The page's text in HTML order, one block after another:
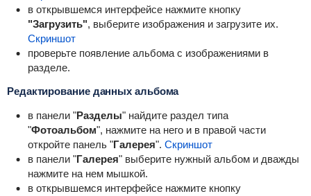
в открывшемся интерфейсе нажмите кнопку
"Загрузить", выберите изображения и загрузите их.
Скриншот
проверьте появление альбома с изображениями в
разделе.
Редактирование данных альбома
в панели "Разделы" найдите раздел типа
"Фотоальбом", нажмите на него и в правой части
откройте панель "Галерея". Скриншот
в панели "Галерея" выберите нужный альбом и дважды
нажмите на нем мышкой.
в открывшемся интерфейсе нажмите кнопку